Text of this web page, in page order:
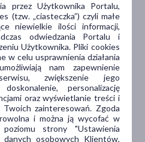
SIZE
przez Użytkownika Portalu,
(tzw. „ciasteczka”) czyli małe
niewielkie ilości informacji,
odwiedzania Portalu i
Użytkownika. Pliki cookies
w celu usprawnienia działania
nam zapewnienie
zwiększenie jego
personalizację
oraz wyświetlanie treści i
zainteresowań. Zgoda
i można ją wycofać w
strony "Ustawienia
danych osobowych Klientów,